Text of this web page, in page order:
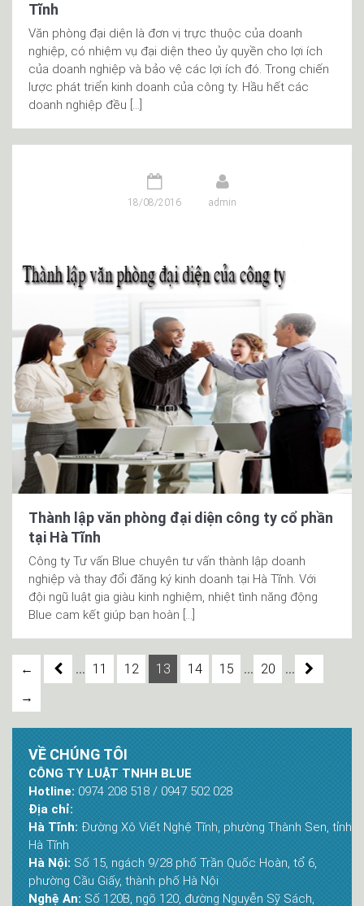
Tĩnh
Văn phòng đại diện là đơn vị trực thuộc của doanh
nghiệp, có nhiệm vụ đại diện theo ủy quyền cho lợi ích
của doanh nghiệp và bảo vệ các lợi ích đó. Trong chiến
lược phát triển kinh doanh của công ty. Hầu hết các
doanh nghiệp đều […]
18/08/2016 admin
Thành lập văn phòng đại diện công ty cổ phần
tại Hà Tĩnh
Công ty Tư vấn Blue chuyên tư vấn thành lập doanh
nghiệp và thay đổi đăng ký kinh doanh tại Hà Tĩnh. Với
đội ngũ luật gia giàu kinh nghiệm, nhiệt tình năng động
Blue cam kết giúp bạn hoàn […]
← ... 11 12 13 14 15 ... 20 ...
→
VỀ CHÚNG TÔI
CÔNG TY LUẬT TNHH BLUE
Hotline: 0974 208 518 / 0947 502 028
Địa chỉ:
Hà Tĩnh: Đường Xô Viết Nghệ Tĩnh, phường Thành Sen, tỉnh
Hà Tĩnh
Hà Nội: Số 15, ngách 9/28 phố Trần Quốc Hoàn, tổ 6,
phường Cầu Giấy, thành phố Hà Nội
Nghệ An: Số 120B, ngõ 120, đường Nguyễn Sỹ Sách,